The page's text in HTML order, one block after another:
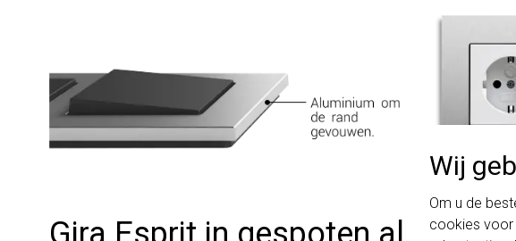
Wij
Om u de
cookies voor
Gira Esprit in gespoten